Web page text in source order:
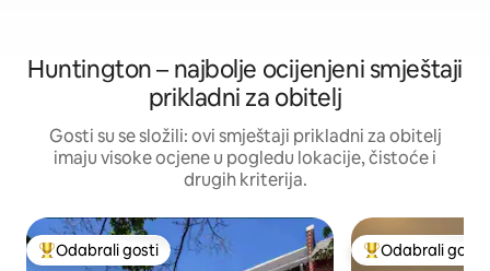
Huntington – najbolje ocijenjeni smještaji
prikladni za obitelj
Gosti su se složili: ovi smještaji prikladni za obitelj
imaju visoke ocjene u pogledu lokacije, čistoće i
drugih kriterija.
Među najviše rangiranima s oznakom „Odabrali gosti”
Odabrali gosti Među najviše
Odabrali gosti